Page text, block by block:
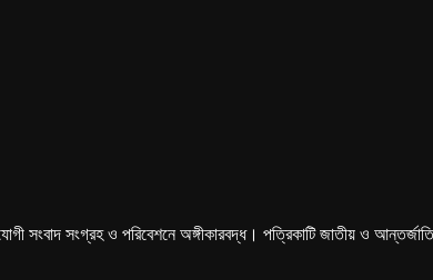
সংগ্রহ ও পরিবেশনে অঙ্গীকারবদ্ধ। পত্রিকাটি জাতীয় ও